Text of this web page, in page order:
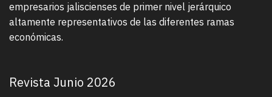
empresarios jaliscienses de primer nivel jerárquico
altamente representativos de las diferentes ramas
económicas.
Revista Junio 2026